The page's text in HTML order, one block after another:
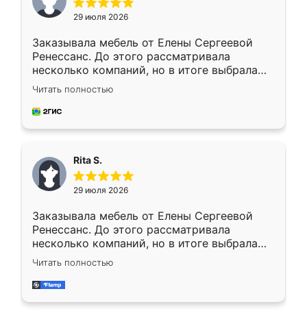
29 июля 2026
Заказывала мебель от Елены Сергеевой
Ренессанс. До этого рассматривала
несколько компаний, но в итоге выбрала
эту. Сначала обговорили условия, потом
приехал замерщик, всё спокойно объяснил
и снял размеры. Изготовили в срок, с
каких-либо доработок. Качеством осталась
довольна, все выглядит так, как и ожидала.
Читать полностью
Rita S.
29 июля 2026
Заказывала мебель от Елены Сергеевой
Ренессанс. До этого рассматривала
несколько компаний, но в итоге выбрала
эту. Сначала обговорили условия, потом
приехал замерщик, всё спокойно объяснил
и снял размеры. Изготовили в срок, с
Читать полностью